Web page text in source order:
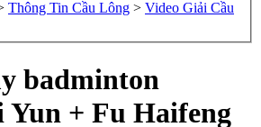
Thông Tin Cầu Lông > Video Giải Cầu
badminton
Yun + Fu Haifeng